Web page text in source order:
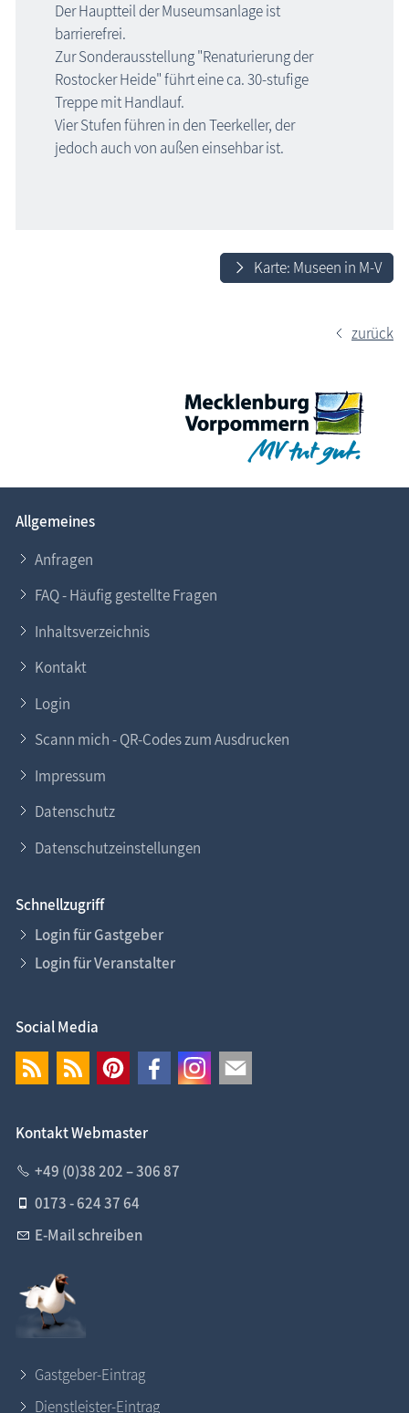
Der Hauptteil der Museumsanlage ist
barrierefrei.
Zur Sonderausstellung "Renaturierung der
Rostocker Heide" führt eine ca. 30-stufige
Treppe mit Handlauf.
Vier Stufen führen in den Teerkeller, der
jedoch auch von außen einsehbar ist.
Karte: Museen in M-V
zurück
Allgemeines
Anfragen
FAQ - Häufig gestellte Fragen
Inhaltsverzeichnis
Kontakt
Login
Scann mich - QR-Codes zum Ausdrucken
Impressum
Datenschutz
Datenschutzeinstellungen
Schnellzugriff
Login für Gastgeber
Login für Veranstalter
Social Media
Kontakt Webmaster
+49 (0)38 202 – 306 87
0173 - 624 37 64
E-Mail schreiben
Gastgeber-Eintrag
Dienstleister-Eintrag